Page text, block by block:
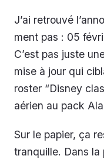
J’ai retrouvé
ment pas : 05
C’est pas juste
mise à jour qui
roster “Disney
aérien au pack
Sur le papier, ça
tranquille. Dans